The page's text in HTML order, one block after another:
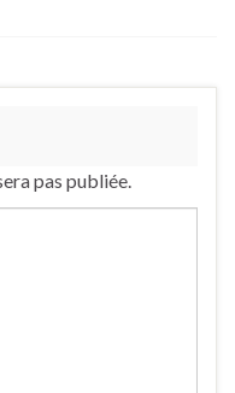
pas publiée.